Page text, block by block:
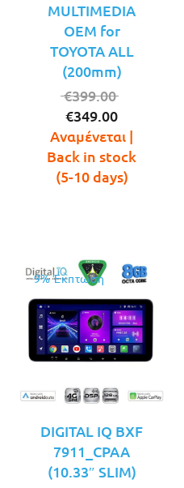
MULTIMEDIA
OEM for
TOYOTA ALL
(200mm)
€399.00
was:
€399.00.
€349.00
τρέχουσα
τιμή
είναι:
Αναμένεται |
Back in stock
(5-10 days)
9% Έκπτωση
DIGITAL IQ BXF
7911_CPAA
(10.33″ SLIM)